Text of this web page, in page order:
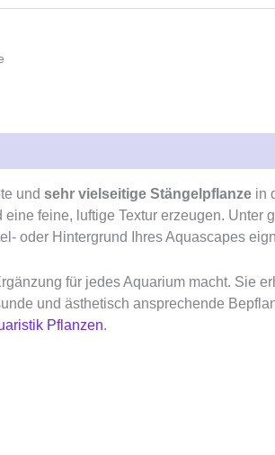
und sehr vielseitige Stängelpflanze in
feine, luftige Textur erzeugen. Unter
oder Hintergrund Ihres Aquascapes
für jedes Aquarium macht. Sie
und ästhetisch ansprechende
Pflanzen.